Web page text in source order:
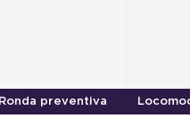
Ronda preventiva